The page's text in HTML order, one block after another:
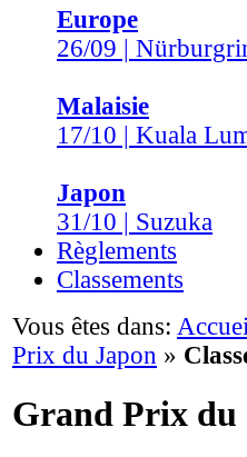
Europe
26/09 |
Malaisie
17/10 | Kuala
Japon
31/10 | Suzuka
Règlements
Classements
Vous êtes dans:
Prix du Japon »
Grand Prix du